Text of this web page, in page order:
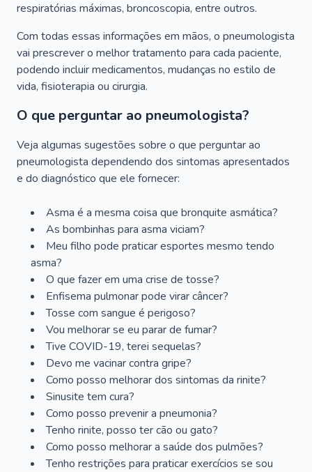
respiratórias máximas, broncoscopia, entre outros.
Com todas essas informações em mãos, o pneumologista
vai prescrever o melhor tratamento para cada paciente,
podendo incluir medicamentos, mudanças no estilo de
vida, fisioterapia ou cirurgia.
O que perguntar ao pneumologista?
Veja algumas sugestões sobre o que perguntar ao
pneumologista dependendo dos sintomas apresentados
e do diagnóstico que ele fornecer:
Asma é a mesma coisa que bronquite asmática?
As bombinhas para asma viciam?
Meu filho pode praticar esportes mesmo tendo
asma?
O que fazer em uma crise de tosse?
Enfisema pulmonar pode virar câncer?
Tosse com sangue é perigoso?
Vou melhorar se eu parar de fumar?
Tive COVID-19, terei sequelas?
Devo me vacinar contra gripe?
Como posso melhorar dos sintomas da rinite?
Sinusite tem cura?
Como posso prevenir a pneumonia?
Tenho rinite, posso ter cão ou gato?
Como posso melhorar a saúde dos pulmões?
Tenho restrições para praticar exercícios se sou